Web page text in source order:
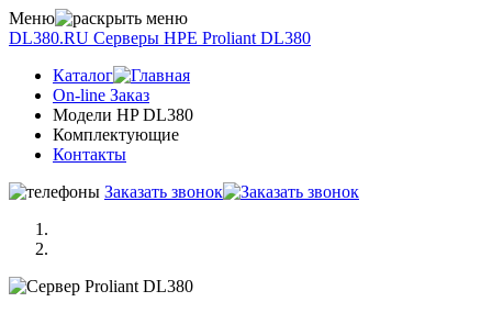
Меню
DL380.RU Серверы НРE Prоliаnt DL380
Каталог
On-line Заказ
Модели HP DL380
Комплектующие
Контакты
Заказать звонок